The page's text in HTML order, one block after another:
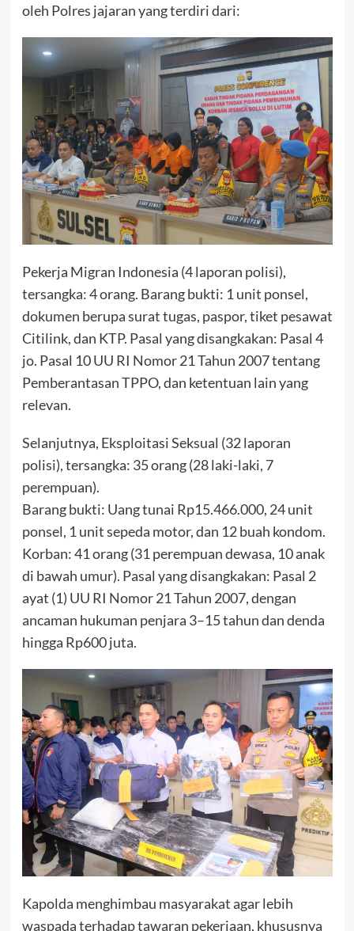
oleh Polres jajaran yang terdiri dari:
Pekerja Migran Indonesia (4 laporan polisi),
tersangka: 4 orang. Barang bukti: 1 unit ponsel,
dokumen berupa surat tugas, paspor, tiket pesawat
Citilink, dan KTP. Pasal yang disangkakan: Pasal 4
jo. Pasal 10 UU RI Nomor 21 Tahun 2007 tentang
Pemberantasan TPPO, dan ketentuan lain yang
relevan.
Selanjutnya, Eksploitasi Seksual (32 laporan
polisi), tersangka: 35 orang (28 laki-laki, 7
perempuan).
Barang bukti: Uang tunai Rp15.466.000, 24 unit
ponsel, 1 unit sepeda motor, dan 12 buah kondom.
Korban: 41 orang (31 perempuan dewasa, 10 anak
di bawah umur). Pasal yang disangkakan: Pasal 2
ayat (1) UU RI Nomor 21 Tahun 2007, dengan
ancaman hukuman penjara 3–15 tahun dan denda
hingga Rp600 juta.
Kapolda menghimbau masyarakat agar lebih
waspada terhadap tawaran pekerjaan, khususnya